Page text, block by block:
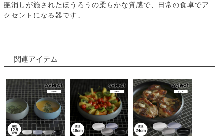
艶消しが施されたほうろうの柔らかな質感で、日常の食卓でア
クセントになる器です。
関連アイテム